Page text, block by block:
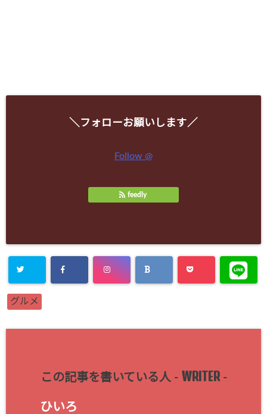
＼フォローお願いします／
Follow @
feedly
グルメ
この記事を書いている人 - WRITER-
ひいろ